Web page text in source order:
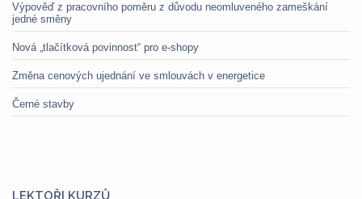
Výpověď z pracovního poměru z důvodu neomluveného zameškání
jedné směny
Nová „tlačítková povinnost“ pro e-shopy
Změna cenových ujednání ve smlouvách v energetice
Černé stavby
LEKTOŘI KURZŮ